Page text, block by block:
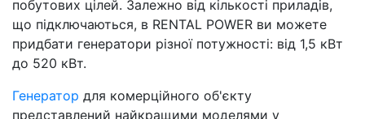
побутових цілей. Залежно від кількості приладів,
що підключаються, в RENTAL POWER ви можете
придбати генератори різної потужності: від 1,5 кВт
до 520 кВт.
Генератор для комерційного об'єкту
представлений найкращими моделями у